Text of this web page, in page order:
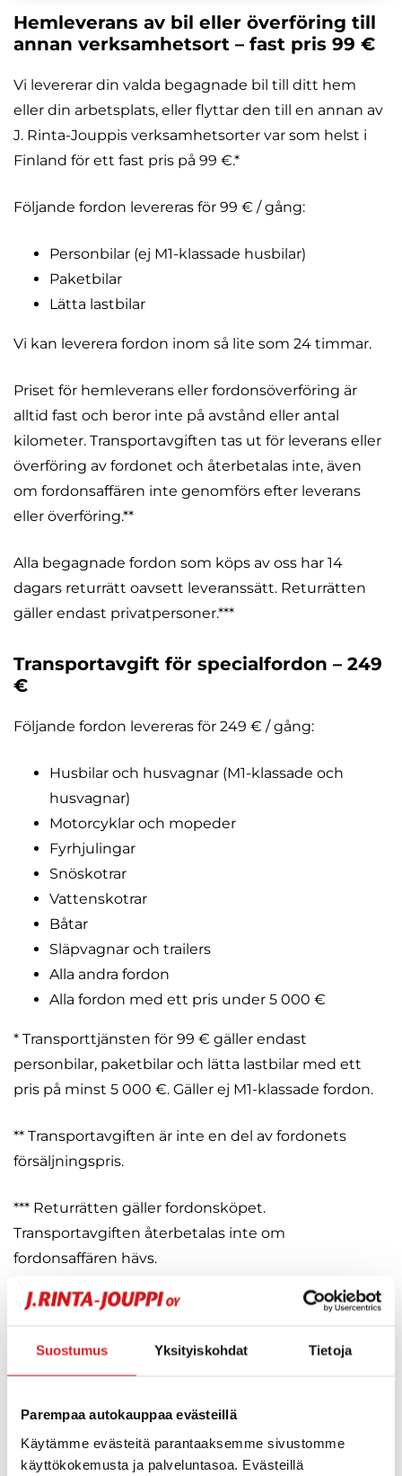
Suostumus Yksityiskohdat Tietoja
Parempaa autokauppaa evästeillä
Käytämme evästeitä parantaaksemme sivustomme
käyttökokemusta ja palveluntasoa. Evästeillä
Hemleverans av bil eller överföring till
annan verksamhetsort – fast pris 99 €
Vi levererar din valda begagnade bil till ditt hem
eller din arbetsplats, eller flyttar den till en annan av
J. Rinta-Jouppis verksamhetsorter var som helst i
Finland för ett fast pris på 99 €.*
Följande fordon levereras för 99 € / gång:
Personbilar (ej M1-klassade husbilar)
Paketbilar
Lätta lastbilar
Vi kan leverera fordon inom så lite som 24 timmar.
Priset för hemleverans eller fordonsöverföring är
alltid fast och beror inte på avstånd eller antal
kilometer. Transportavgiften tas ut för leverans eller
överföring av fordonet och återbetalas inte, även
om fordonsaffären inte genomförs efter leverans
eller överföring.**
Alla begagnade fordon som köps av oss har 14
dagars returrätt oavsett leveranssätt. Returrätten
gäller endast privatpersoner.***
Transportavgift för specialfordon – 249
€
Följande fordon levereras för 249 € / gång:
Husbilar och husvagnar (M1-klassade och
husvagnar)
Motorcyklar och mopeder
Fyrhjulingar
Snöskotrar
Vattenskotrar
Båtar
Släpvagnar och trailers
Alla andra fordon
Alla fordon med ett pris under 5 000 €
* Transporttjänsten för 99 € gäller endast
personbilar, paketbilar och lätta lastbilar med ett
pris på minst 5 000 €. Gäller ej M1-klassade fordon.
** Transportavgiften är inte en del av fordonets
försäljningspris.
*** Returrätten gäller fordonsköpet.
Transportavgiften återbetalas inte om
fordonsaffären hävs.
Vem passar hemleverans av fordon
Hemleverans av bil är en trygg och smidig tjänst för
bilaffärer, till exempel på landsbygden. Hemleverans
passar också för personer som arbetar mycket eller
annars har en hektisk vardag och därför inte har